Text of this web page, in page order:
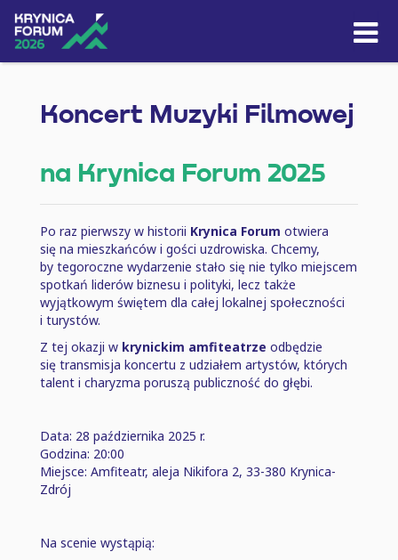
Koncert Muzyki Filmowej
na Krynica Forum 2025
Po raz pierwszy w historii Krynica Forum otwiera
się na mieszkańców i gości uzdrowiska. Chcemy,
by tegoroczne wydarzenie stało się nie tylko miejscem
spotkań liderów biznesu i polityki, lecz także
wyjątkowym świętem dla całej lokalnej społeczności
i turystów.
Z tej okazji w krynickim amfiteatrze odbędzie
się transmisja koncertu z udziałem artystów, których
talent i charyzma poruszą publiczność do głębi.
Data: 28 października 2025 r.
Godzina: 20:00
Miejsce: Amfiteatr, aleja Nikifora 2, 33-380 Krynica-
Zdrój
Na scenie wystąpią: